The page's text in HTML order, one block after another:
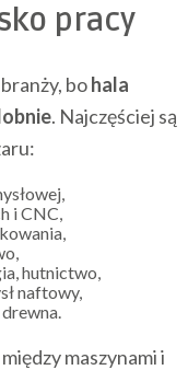
pracy
bohala
. Najczęściej są
i CNC,
hutnictwo,
naftowy,
maszynami i